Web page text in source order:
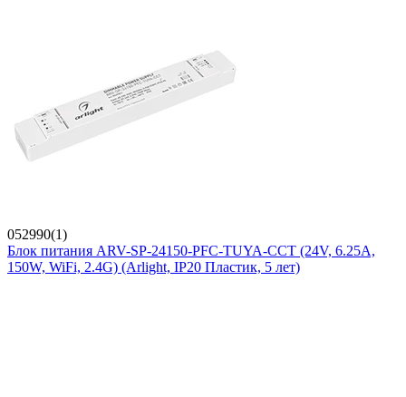
052990(1)
Блок питания ARV-SP-24150-PFC-TUYA-CCT (24V, 6.25A,
150W, WiFi, 2.4G) (Arlight, IP20 Пластик, 5 лет)